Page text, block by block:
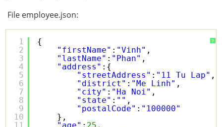
File employee.json:
?
1
2
3
4
5
6
7
8
9
10
{
"firstName" : "Vinh" ,
"lastName" : "Phan" ,
"address" :{
"streetAddress" : "11 Tu Lap" ,
"district" : "Me Linh" ,
"city" : "Ha Noi" ,
"state" : "" ,
"postalCode" : "100000"
},